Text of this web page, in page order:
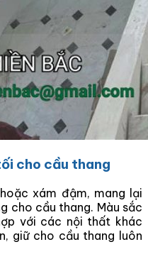
cho cầu thang
xám đậm, mang lại
cho cầu thang. Màu sắc
với các nội thất khác
giữ cho cầu thang luôn